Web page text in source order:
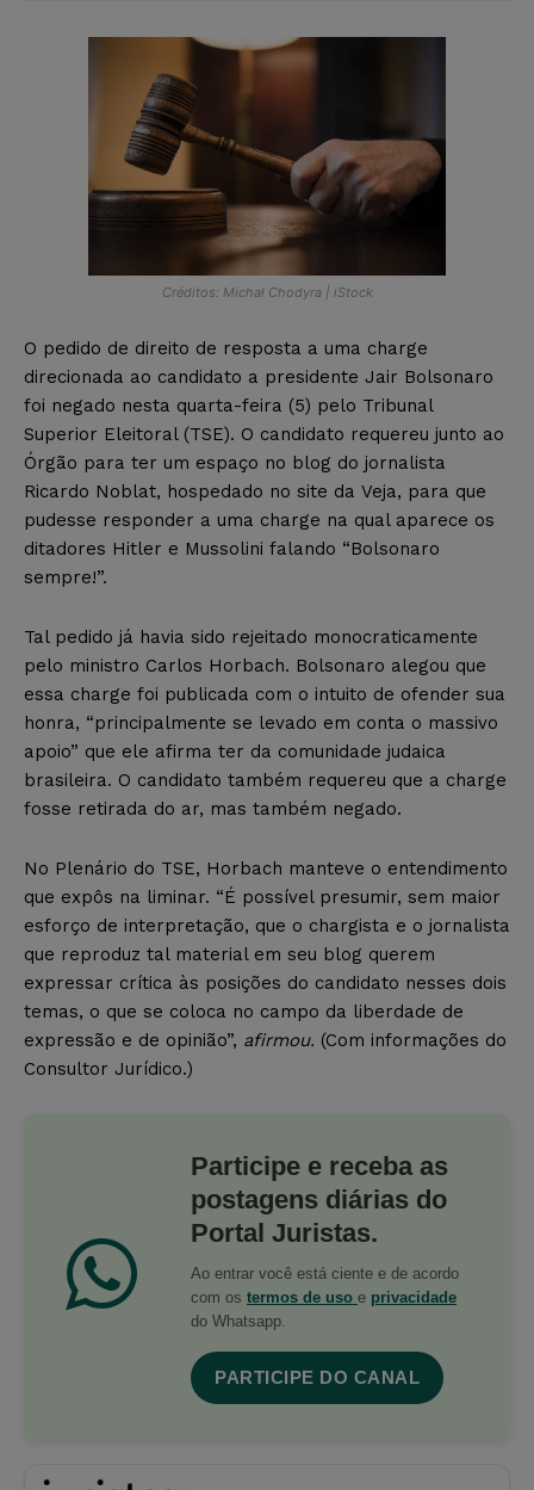
Créditos: Michał Chodyra | iStock
O pedido de direito de resposta a uma charge
direcionada ao candidato a presidente Jair Bolsonaro
foi negado nesta quarta-feira (5) pelo Tribunal
Superior Eleitoral (TSE). O candidato requereu junto ao
Órgão para ter um espaço no blog do jornalista
Ricardo Noblat, hospedado no site da Veja, para que
pudesse responder a uma charge na qual aparece os
ditadores Hitler e Mussolini falando “Bolsonaro
sempre!”.
Tal pedido já havia sido rejeitado monocraticamente
pelo ministro Carlos Horbach. Bolsonaro alegou que
essa charge foi publicada com o intuito de ofender sua
honra, “principalmente se levado em conta o massivo
apoio” que ele afirma ter da comunidade judaica
brasileira. O candidato também requereu que a charge
fosse retirada do ar, mas também negado.
No Plenário do TSE, Horbach manteve o entendimento
que expôs na liminar. “É possível presumir, sem maior
esforço de interpretação, que o chargista e o jornalista
que reproduz tal material em seu blog querem
expressar crítica às posições do candidato nesses dois
temas, o que se coloca no campo da liberdade de
expressão e de opinião”, afirmou. (Com informações do
Consultor Jurídico.)
Participe e receba as
postagens diárias do
Portal Juristas.
Ao entrar você está ciente e de acordo
com os termos de uso e privacidade
do Whatsapp.
PARTICIPE DO CANAL